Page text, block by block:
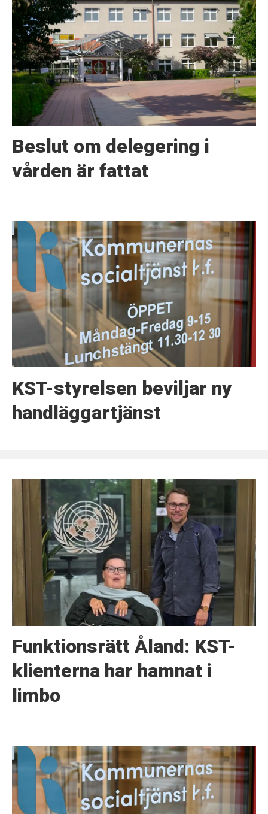
Beslut om delegering i
vården är fattat
KST-styrelsen beviljar ny
handläggartjänst
Funktionsrätt Åland: KST-
klienterna har hamnat i
limbo